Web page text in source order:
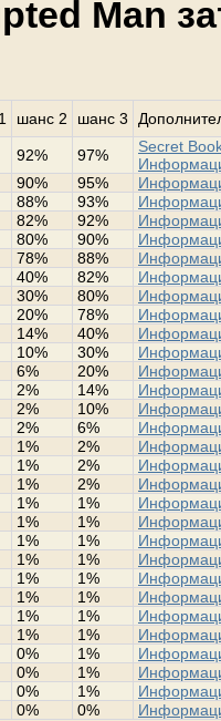
Man
шанс 2 шанс 3
92% 97%
Secret
90% 95%
88% 93%
82% 92%
80% 90%
78% 88%
40% 82%
30% 80%
20% 78%
14% 40%
10% 30%
6% 20%
2% 14%
2% 10%
2% 6%
1% 2%
1% 2%
1% 2%
1% 1%
1% 1%
1% 1%
1% 1%
1% 1%
1% 1%
1% 1%
1% 1%
0% 1%
0% 1%
0% 1%
0% 0%